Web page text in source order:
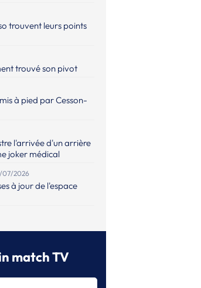
trouvent leurs points
trouvé son pivot
à pied par Cesson-
l'arrivée d'un arrière
joker médical
07/2026
à jour de l'espace
en détention
sa compagne
match TV